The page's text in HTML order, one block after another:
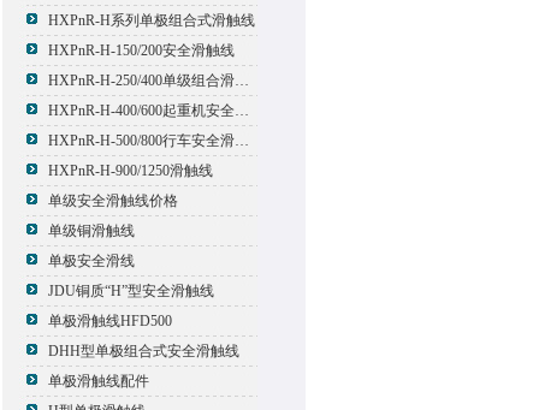
HXPnR-H系列单极组合式滑触线
HXPnR-H-150/200安全滑触线
HXPnR-H-250/400单级组合滑触线
HXPnR-H-400/600起重机安全滑触线
HXPnR-H-500/800行车安全滑触线
HXPnR-H-900/1250滑触线
单级安全滑触线价格
单级铜滑触线
单极安全滑线
JDU铜质“H”型安全滑触线
单极滑触线HFD500
DHH型单极组合式安全滑触线
单极滑触线配件